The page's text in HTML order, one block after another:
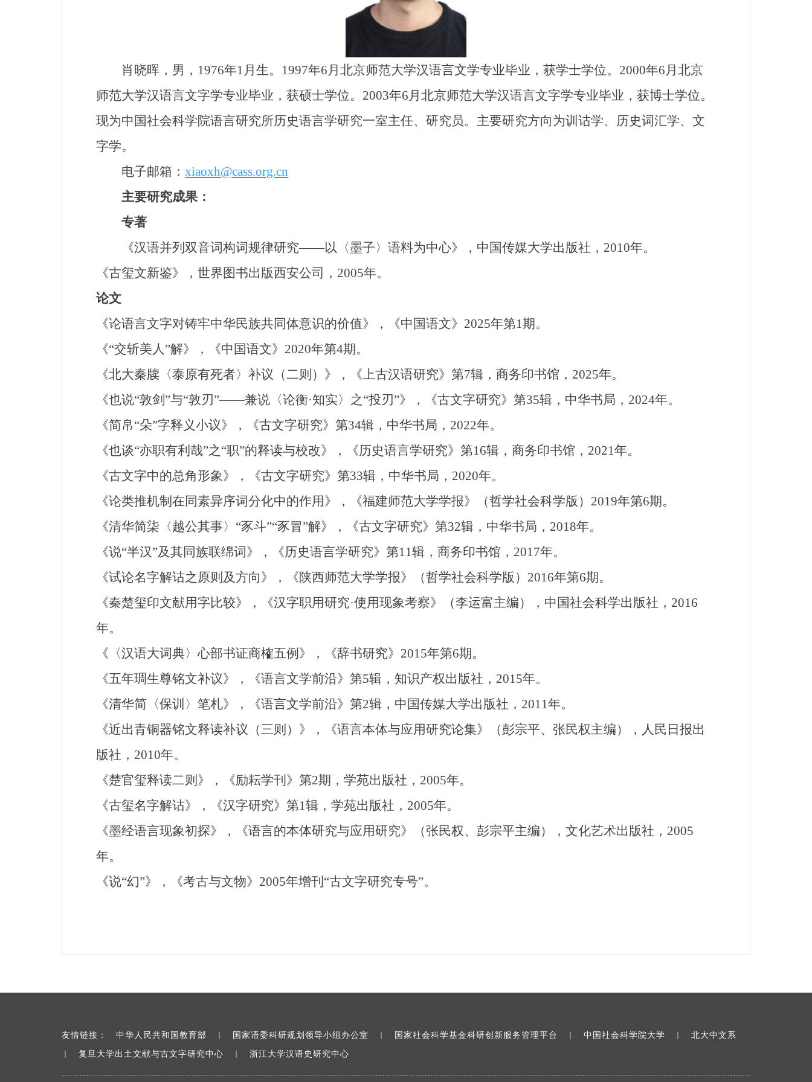
肖晓晖，男，1976年1月生。1997年6月北京师范大学汉语言文学专业毕业，获学士学位。2000年6月北京
师范大学汉语言文字学专业毕业，获硕士学位。2003年6月北京师范大学汉语言文字学专业毕业，获博士学位。
现为中国社会科学院语言研究所历史语言学研究一室主任、研究员。主要研究方向为训诂学、历史词汇学、文
字学。
电子邮箱：xiaoxh@cass.org.cn
主要研究成果：
专著
《汉语并列双音词构词规律研究——以〈墨子〉语料为中心》，中国传媒大学出版社，2010年。
《古玺文新鉴》，世界图书出版西安公司，2005年。
论文
《论语言文字对铸牢中华民族共同体意识的价值》，《中国语文》2025年第1期。
《“交斩美人”解》，《中国语文》2020年第4期。
《北大秦牍〈泰原有死者〉补议（二则）》，《上古汉语研究》第7辑，商务印书馆，2025年。
《也说“敦剑”与“敦刃”——兼说〈论衡·知实〉之“投刃”》，《古文字研究》第35辑，中华书局，2024年。
《简帛“朵”字释义小议》，《古文字研究》第34辑，中华书局，2022年。
《也谈“亦职有利哉”之“职”的释读与校改》，《历史语言学研究》第16辑，商务印书馆，2021年。
《古文字中的总角形象》，《古文字研究》第33辑，中华书局，2020年。
《论类推机制在同素异序词分化中的作用》，《福建师范大学学报》（哲学社会科学版）2019年第6期。
《清华简柒〈越公其事〉“豕斗”“豕冒”解》，《古文字研究》第32辑，中华书局，2018年。
《说“半汉”及其同族联绵词》，《历史语言学研究》第11辑，商务印书馆，2017年。
《试论名字解诂之原则及方向》，《陕西师范大学学报》（哲学社会科学版）2016年第6期。
《秦楚玺印文献用字比较》，《汉字职用研究·使用现象考察》（李运富主编），中国社会科学出版社，2016
年。
《〈汉语大词典〉心部书证商榷五例》，《辞书研究》2015年第6期。
《五年琱生尊铭文补议》，《语言文学前沿》第5辑，知识产权出版社，2015年。
《清华简〈保训〉笔札》，《语言文学前沿》第2辑，中国传媒大学出版社，2011年。
《近出青铜器铭文释读补议（三则）》，《语言本体与应用研究论集》（彭宗平、张民权主编），人民日报出
版社，2010年。
《楚官玺释读二则》，《励耘学刊》第2期，学苑出版社，2005年。
《古玺名字解诂》，《汉字研究》第1辑，学苑出版社，2005年。
《墨经语言现象初探》，《语言的本体研究与应用研究》（张民权、彭宗平主编），文化艺术出版社，2005
年。
《说“幻”》，《考古与文物》2005年增刊“古文字研究专号”。
友情链接： 中华人民共和国教育部 ｜ 国家语委科研规划领导小组办公室 ｜ 国家社会科学基金科研创新服务管理平台 ｜ 中国社会科学院大学 ｜ 北大中文系
｜ 复旦大学出土文献与古文字研究中心 ｜ 浙江大学汉语史研究中心